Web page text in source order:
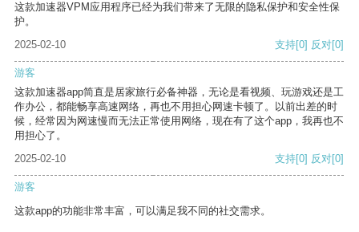
这款加速器VPM应用程序已经为我们带来了无限的隐私保护和安全性保
护。
2025-02-10
支持[0] 反对[0]
游客
这款加速器app简直是居家旅行必备神器，无论是看视频、玩游戏还是工
作办公，都能畅享高速网络，再也不用担心网速卡顿了。以前出差的时
候，经常因为网速慢而无法正常使用网络，现在有了这个app，我再也不
用担心了。
2025-02-10
支持[0] 反对[0]
游客
这款app的功能非常丰富，可以满足我不同的社交需求。